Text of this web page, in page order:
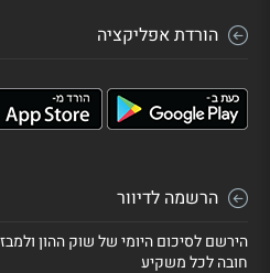
הורדת אפליקציה
הרשמה לדיוור
הירשם לסיכום היומי של שוק ההון
חובה לכל משקיע